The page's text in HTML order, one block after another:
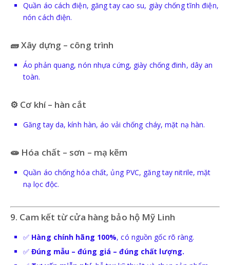
Quần áo cách điện, găng tay cao su, giày chống tĩnh điện,
nón cách điện.
🧱 Xây dựng – công trình
Áo phản quang, nón nhựa cứng, giày chống đinh, dây an
toàn.
⚙️ Cơ khí – hàn cắt
Găng tay da, kính hàn, áo vải chống cháy, mặt nạ hàn.
🧫 Hóa chất – sơn – mạ kẽm
Quần áo chống hóa chất, ủng PVC, găng tay nitrile, mặt
nạ lọc độc.
9. Cam kết từ cửa hàng bảo hộ Mỹ Linh
✅ Hàng chính hãng 100%, có nguồn gốc rõ ràng.
✅Đúng mẫu – đúng giá – đúng chất lượng.